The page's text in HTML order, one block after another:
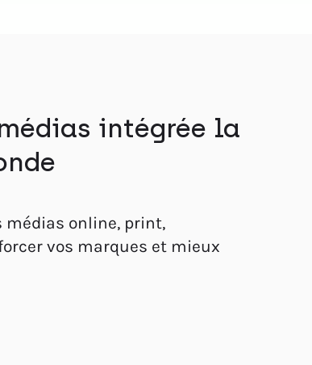
intégrée la
médias online, print,
vos marques et mieux